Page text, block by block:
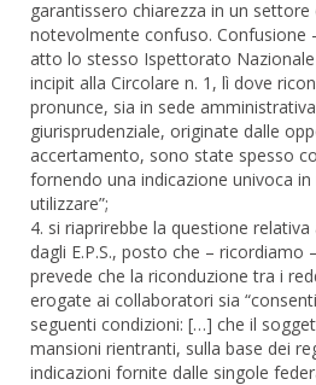
garantissero chiarezza in un settore
notevolmente confuso. Confusione
atto lo stesso Ispettorato
incipit alla Circolare n. 1, lì dove
pronunce, sia in sede
giurisprudenziale, originate dalle
accertamento, sono state spesso
fornendo una indicazione univoca
utilizzare”;
4. si riaprirebbe la questione
dagli E.P.S., posto che – ricordiamo
prevede che la riconduzione tra i
erogate ai collaboratori sia
seguenti condizioni: […] che il
mansioni rientranti, sulla base dei
indicazioni fornite dalle singole